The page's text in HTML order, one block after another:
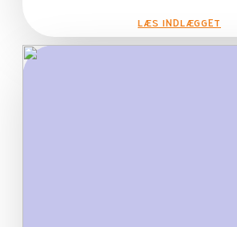
LÆS INDLÆGGET